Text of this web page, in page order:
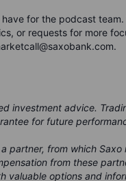
for the podcast team.
or requests for more
investment advice.
for future
partner, from which Saxo
from these
valuable options and